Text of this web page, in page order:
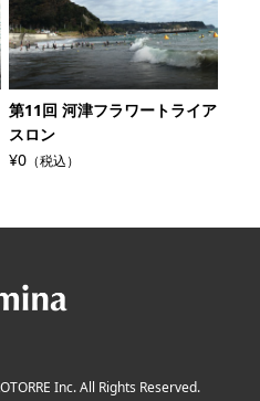
第11回 河津フラワートライア
スロン
¥0 （税込）
Inc. All Rights Reserved.